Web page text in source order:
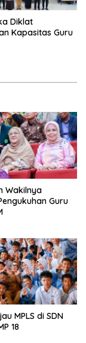
Diklat
Kapasitas Guru
Wakilnya
Guru
MPLS di SDN
18